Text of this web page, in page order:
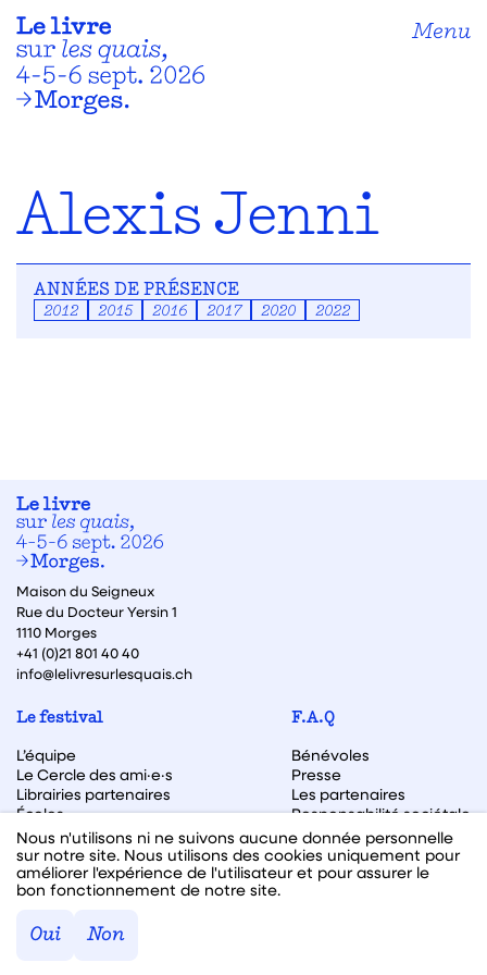
Menu
Alexis Jenni
ANNÉES DE PRÉSENCE
2012 2015 2016 2017 2020 2022
Maison du Seigneux
Rue du Docteur Yersin 1
1110 Morges
+41 (0)21 801 40 40
info@lelivresurlesquais.ch
Le festival
L’équipe
Le Cercle des ami·e·s
Librairies partenaires
Écoles
F.A.Q
Bénévoles
Presse
Les partenaires
Responsabilité sociétale
Archive des éditions
Archive des autrices et auteurs
Nous n'utilisons ni ne suivons aucune donnée personnelle
sur notre site. Nous utilisons des cookies uniquement pour
améliorer l'expérience de l'utilisateur et pour assurer le
bon fonctionnement de notre site.
Oui Non